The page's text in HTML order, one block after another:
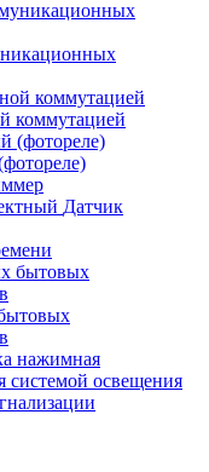
коммутацией
Датчик
нажимная
системой освещения